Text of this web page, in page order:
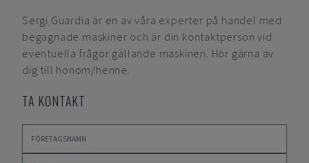
Sergi Guardia är en av våra experter på handel med
begagnade maskiner och är din kontaktperson vid
eventuella frågor gällande maskinen. Hör gärna av
dig till honom/henne.
TA KONTAKT